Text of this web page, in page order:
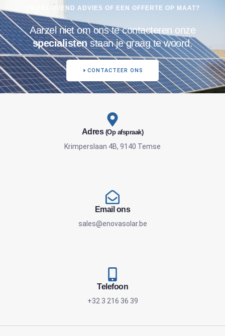
VRIJBLIJVEND ADVIES OF EEN OFFERTE OP MAAT?
Aarzel niet om ons te contacteren onze
specialistenstaan je graag te woord.
CONTACTEER ONS
Adres (Op afspraak)
Krimperslaan 4B, 9140 Temse
Email ons
sales@enovasolar.be
Telefoon
+32 3 216 36 39